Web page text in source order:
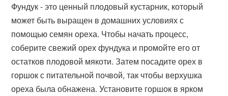
Фундук - это ценный плодовый кустарник, который
может быть выращен в домашних условиях с
помощью семян ореха. Чтобы начать процесс,
соберите свежий орех фундука и промойте его от
остатков плодовой мякоти. Затем посадите орех в
горшок с питательной почвой, так чтобы верхушка
ореха была обнажена. Установите горшок в ярком